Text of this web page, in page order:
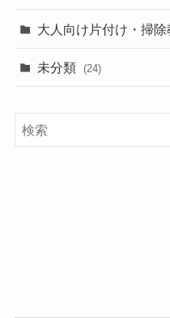
大人向け片付け・掃除
未分類 (24)